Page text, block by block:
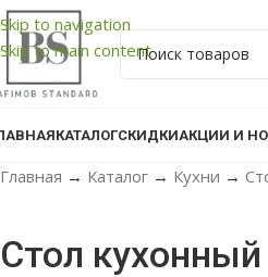
Skip to navigation
Skip to main content
КАТАЛОГСКИДКИАКЦИИ И
Главная → Каталог → Кухни →
Стол